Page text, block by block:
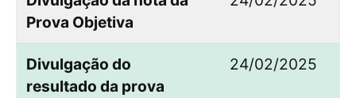
Prova Objetiva
Divulgação do
resultado da prova
24/02/2025